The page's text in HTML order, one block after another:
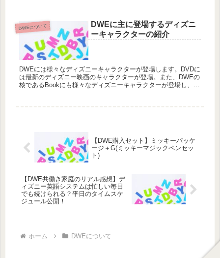
DWEについて
DWEに主に登場するディズニ
ーキャラクターの紹介
DWEには様々なディズニーキャラクターが登場します。DVDに
は最新のディズニー映画のキャラクターが登場。また、DWEの
核であるBookにも様々なディズニーキャラクターが登場し、長
【DWE購入セット】ミッキーパッケ
ージ＋G(ミッキーマジックペンセッ
ト)
【DWE共働き家庭のリアル感想】デ
ィズニー英語システムは忙しい毎日
でも続けられる？平日のタイムスケ
ジュール公開！
ホーム DWEについて